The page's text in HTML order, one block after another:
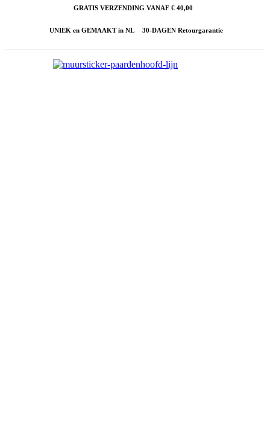
GRATIS VERZENDING VANAF € 40,00
UNIEK en GEMAAKT in NL 30-DAGEN Retourgarantie